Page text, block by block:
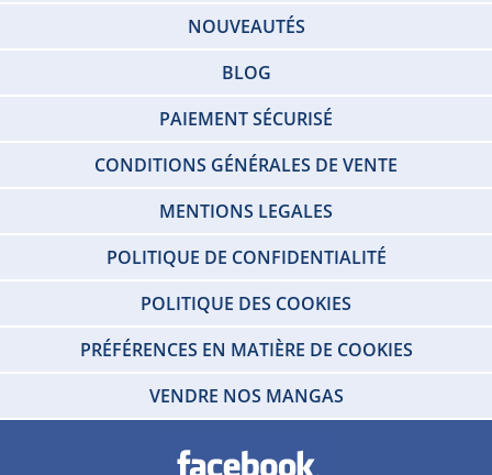
NOUVEAUTÉS
BLOG
PAIEMENT SÉCURISÉ
CONDITIONS GÉNÉRALES DE VENTE
MENTIONS LEGALES
POLITIQUE DE CONFIDENTIALITÉ
POLITIQUE DES COOKIES
PRÉFÉRENCES EN MATIÈRE DE COOKIES
VENDRE NOS MANGAS